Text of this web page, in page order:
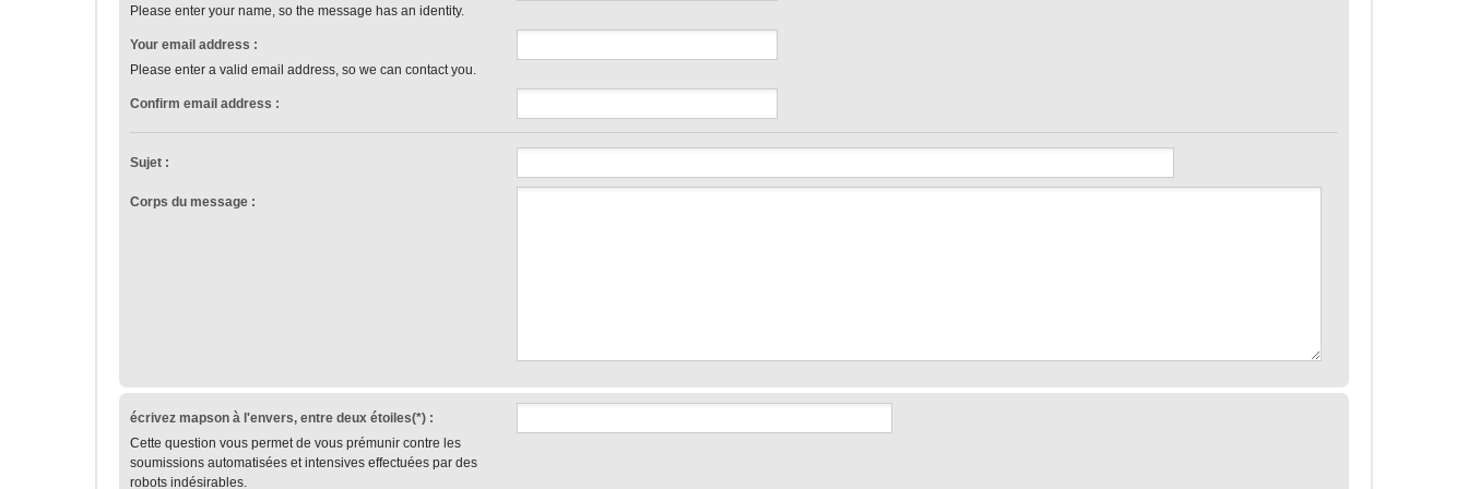
Please enter your name, so the message has an identity.
Your email address :
Please enter a valid email address, so we can contact you.
Confirm email address :
Sujet :
Corps du message :
écrivez mapson à l'envers, entre deux étoiles(*) :
Cette question vous permet de vous prémunir contre les
soumissions automatisées et intensives effectuées par des
robots indésirables.